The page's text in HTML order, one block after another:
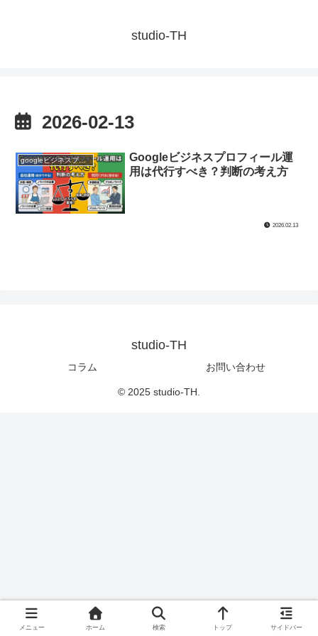
studio-TH
2026-02-13
googleビジネスプロフィール
Googleビジネスプロフィール運
用は代行すべき？判断の考え方
2026.02.13
studio-TH
コラム お問い合わせ
© 2025 studio-TH.
メニュー ホーム 検索 トップ サイドバー